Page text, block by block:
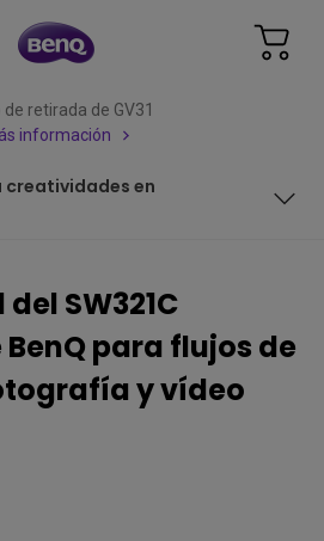
de retirada de GV31
información
creatividades en
De la fotografía a la
en evolución
SW321C
para flujos de
y vídeo